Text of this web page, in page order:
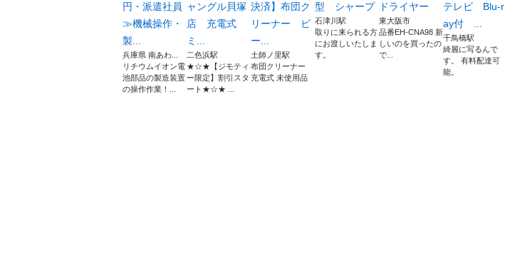
円・派遣社員
≫機械操作・
製...
兵庫県 南あわ...
リチウムイオン電
池部品の製造装置
の操作作業！...
ャングル貝塚
店 充電式
ミ...
二色浜駅
★☆★【ジモティ
ー限定】割引スタ
ート★☆★ ...
決済】布団ク
リーナー ビ
ー...
土師ノ里駅
布団クリーナー
充電式 未使用品
型 シャープ
石津川駅
取りに来られる方
にお渡しいたしま
す。
ドライヤー
東大阪市
品番EH-CNA98 新
しいのを買ったの
で...
テレビ Blu-r
ay付 ...
千鳥橋駅
綺麗に写るんで
す。 有料配達可
能。